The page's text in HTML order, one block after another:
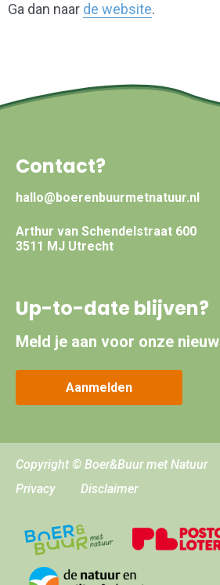
Ga dan naar de website.
Contact?
hallo@boerenbuurmetnatuur.nl
Arthur van Schendelstraat 600
3511 MJ Utrecht
Up-to-date blijven?
Meld je aan voor onze
Aanmelden
Copyright © Boer&Buur met Natuur
Privacy
Disclaimer